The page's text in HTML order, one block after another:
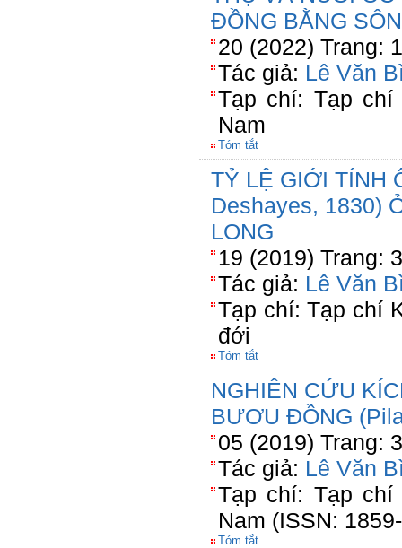
ĐỒNG BẰNG
20 (2022) Trang:
Tác giả: Lê Văn
Tạp chí: Tạp chí
Nam
Tóm tắt
TỶ LỆ GIỚI TÍNH
Deshayes, 1830)
LONG
19 (2019) Trang:
Tác giả: Lê Văn
Tạp chí: Tạp chí
đới
Tóm tắt
NGHIÊN CỨU
BƯƠU ĐỒNG
05 (2019) Trang:
Tác giả: Lê Văn
Tạp chí: Tạp chí
Nam (ISSN:
Tóm tắt